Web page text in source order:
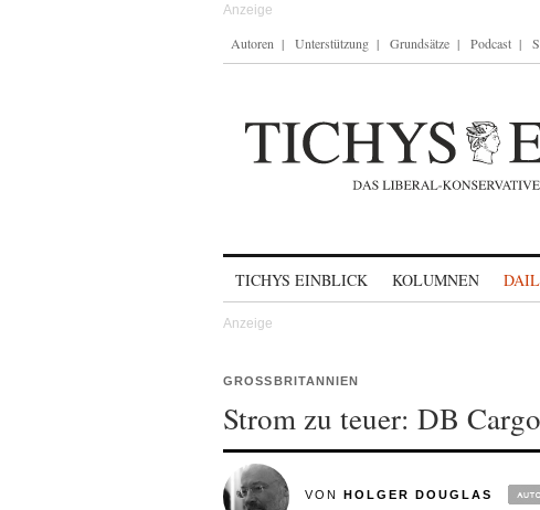
Autoren Unterstützung Grundsätze Podcast
TICHYS EINBLICK KOLUMNEN
GROSSBRITANNIEN
Strom zu teuer: DB
VON HOLGER DOUGLAS